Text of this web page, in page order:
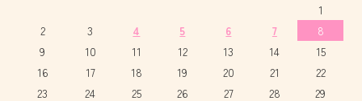
1
2
3 4 5 6 7
8
9
10 11 12 13 14
15
16
17 18 19 20 21
22
23
24 25 26 27 28 29